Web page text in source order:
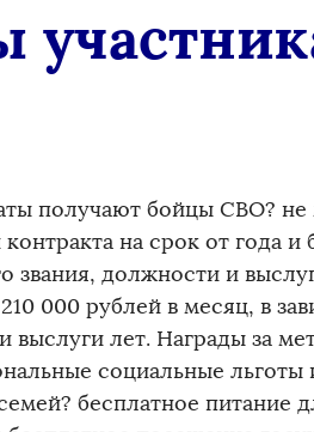
получают бойцы СВО?
на срок от года
звания, должности и
000 рублей в месяц, в
выслуги лет. Награды за
социальные
бесплатное питание